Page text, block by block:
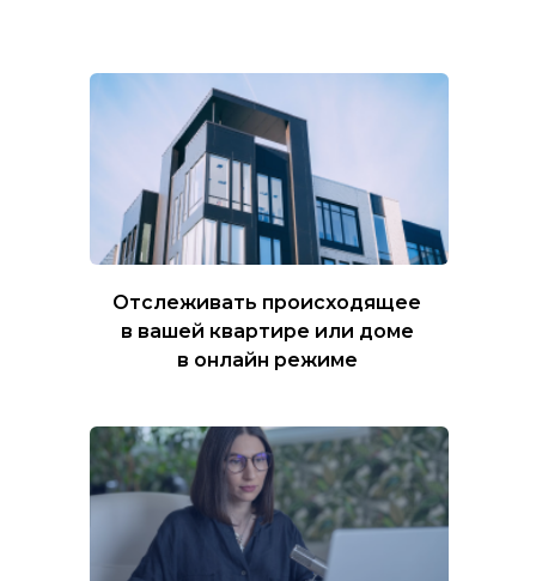
Отслеживать происходящее
в вашей квартире или доме
в онлайн режиме